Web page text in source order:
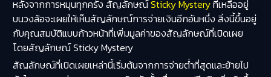
หลังจากการหมุนทุกครั้ง สัญลักษณ์Sticky Mysteryที่เหลืออยู่
บนวงล้อจะเผยให้เห็นสัญลักษณ์การจ่ายเงินอีกอันหนึ่ง สิ่งนี้ขึ้นอยู่
กับคุณสมบัติแบบก้าวหน้าที่เพิ่มมูลค่าของสัญลักษณ์ที่เปิดเผย
โดยสัญลักษณ์ Sticky Mystery
สัญลักษณ์ที่เปิดเผยเหล่านี้เริ่มต้นจากการจ่ายต่ำที่สุดและย้ายไป